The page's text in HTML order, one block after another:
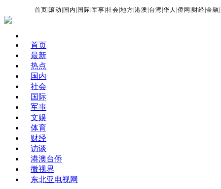
首页 |滚动 国内 国际 |军事 |社会 |地方 |港澳 台湾 |华人 |侨网 财经 |金融 |
首页
最新
热点
国内
社会
国际
军事
文娱
体育
财经
访谈
港澳台侨
微视界
东北亚电视网